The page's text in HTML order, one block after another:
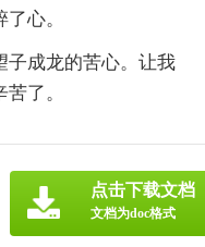
心。
子成龙的苦心。让我
了。
点击下载文档
文档为doc格式